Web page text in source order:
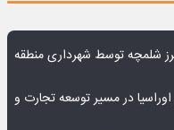
شلمچه توسط شهرداری منطقه
در مسیر توسعه تجارت و